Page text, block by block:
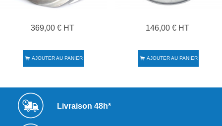
369,00 € HT
AJOUTER AU PANIER
146,00 € HT
AJOUTER AU PANIER
Livraison 48h*